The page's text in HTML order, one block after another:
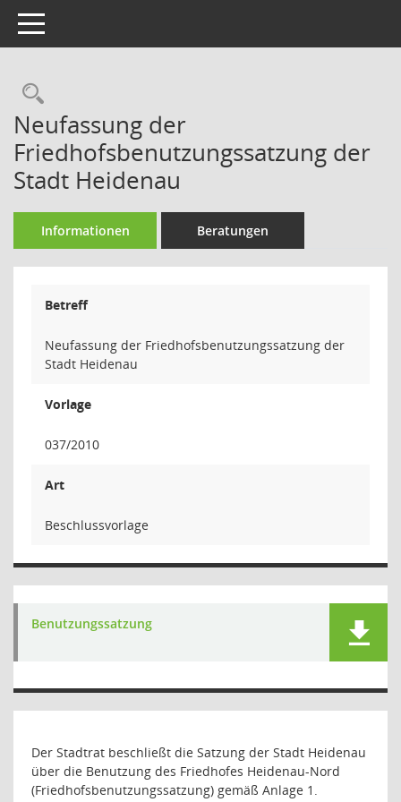
Toggle navigation
Rechercheauswahl
Neufassung der
Friedhofsbenutzungssatzung der
Stadt Heidenau
Informationen Beratungen
Betreff
Neufassung der Friedhofsbenutzungssatzung der
Stadt Heidenau
Vorlage
037/2010
Art
Beschlussvorlage
Benutzungssatzung
Der Stadtrat beschließt die Satzung der Stadt Heidenau
über die Benutzung des Friedhofes Heidenau-Nord
(Friedhofsbenutzungssatzung) gemäß Anlage 1.